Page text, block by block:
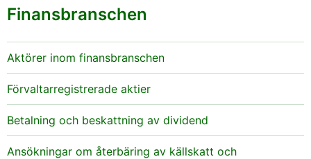
Finansbranschen
Aktörer inom finansbranschen
Förvaltarregistrerade aktier
Betalning och beskattning av dividend
Ansökningar om återbäring av källskatt och